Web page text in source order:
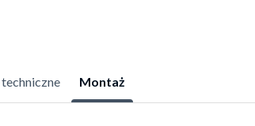
Montaż